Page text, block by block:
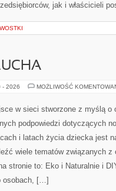
jak i właścicieli
- 2026 MOŻLIWOŚĆ
w sieci stworzone z myślą o
podpowiedzi dotyczących
i latach życia dziecka jest
wiele tematów związanych z
stronie to: Eko i Naturalnie i
osobach, […]